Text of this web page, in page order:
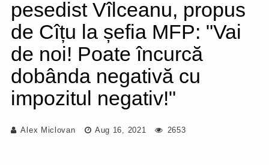
pesedist Vîlceanu, propus
de Cîțu la șefia MFP: "Vai
de noi! Poate încurcă
dobânda negativă cu
impozitul negativ!"
Alex Miclovan Aug 16, 2021 2653